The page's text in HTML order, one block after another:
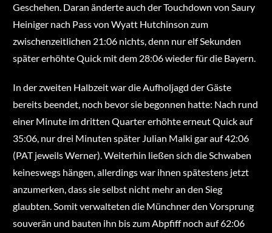
Geschehen. Daran änderte auch der Touchdown von Saury
Heiniger nach Pass von Wyatt Hutchinson zum
zwischenzeitlichen 21:06 nichts, denn nur elf Sekunden
später erhöhte Quick mit dem 28:06 wieder für die Bayern.
In der zweiten Halbzeit war die Aufholjagd der Gäste
bereits beendet, noch bevor sie begonnen hatte: Nach rund
einer Minute im dritten Quarter erhöhte erneut Quick auf
35:06, nur drei Minuten später Julian Malki gar auf 42:06
(PAT jeweils Werner). Weiterhin ließen sich die Schwaben
keineswegs hängen, allerdings war ihnen spätestens jetzt
anzumerken, dass sie selbst nicht mehr an den Sieg
glaubten. Somit verwalteten die Münchner den Vorsprung
souverän und bauten ihn bis zum Abpfiff noch auf 62:06